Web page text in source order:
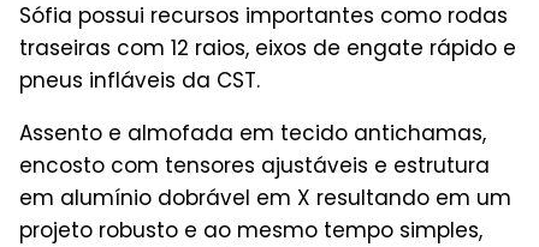
Sófia possui recursos importantes como rodas
traseiras com 12 raios, eixos de engate rápido e
pneus infláveis da CST.
Assento e almofada em tecido antichamas,
encosto com tensores ajustáveis e estrutura
em alumínio dobrável em X resultando em um
projeto robusto e ao mesmo tempo simples,